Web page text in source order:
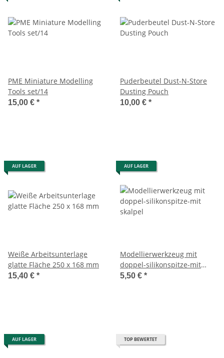
PME Miniature Modelling
Tools set/14
15,00 € *
Puderbeutel Dust-N-Store
Dusting Pouch
10,00 € *
AUF LAGER
Weiße Arbeitsunterlage
glatte Fläche 250 x 168 mm
15,40 € *
AUF LAGER
Modellierwerkzeug mit
doppel-silikonspitze-mit
skalpel
5,50 € *
AUF LAGER TOP BEWERTET